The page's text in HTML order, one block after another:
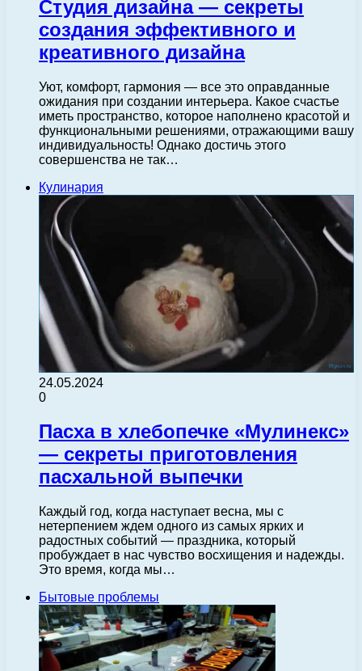
Студия дизайна — секреты
создания эффективного и
креативного дизайна
Уют, комфорт, гармония — все это оправданные
ожидания при создании интерьера. Какое счастье
иметь пространство, которое наполнено красотой и
функциональными решениями, отражающими вашу
индивидуальность! Однако достичь этого
совершенства не так…
Кулинария
24.05.2024
0
Пасха в хлебопечке «Мулинекс»
— секреты приготовления
пасхальной выпечки
Каждый год, когда наступает весна, мы с
нетерпением ждем одного из самых ярких и
радостных событий — праздника, который
пробуждает в нас чувство восхищения и надежды.
Это время, когда мы…
Бытовые проблемы